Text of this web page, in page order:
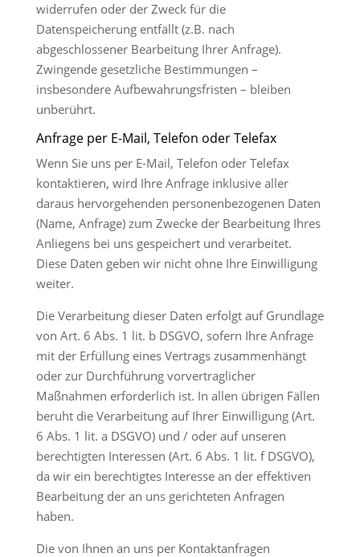
widerrufen oder der Zweck für die
Datenspeicherung entfällt (z.B. nach
abgeschlossener Bearbeitung Ihrer Anfrage).
Zwingende gesetzliche Bestimmungen –
insbesondere Aufbewahrungsfristen – bleiben
unberührt.
Anfrage per E-Mail, Telefon oder Telefax
Wenn Sie uns per E-Mail, Telefon oder Telefax
kontaktieren, wird Ihre Anfrage inklusive aller
daraus hervorgehenden personenbezogenen Daten
(Name, Anfrage) zum Zwecke der Bearbeitung Ihres
Anliegens bei uns gespeichert und verarbeitet.
Diese Daten geben wir nicht ohne Ihre Einwilligung
weiter.
Die Verarbeitung dieser Daten erfolgt auf Grundlage
von Art. 6 Abs. 1 lit. b DSGVO, sofern Ihre Anfrage
mit der Erfüllung eines Vertrags zusammenhängt
oder zur Durchführung vorvertraglicher
Maßnahmen erforderlich ist. In allen übrigen Fällen
beruht die Verarbeitung auf Ihrer Einwilligung (Art.
6 Abs. 1 lit. a DSGVO) und / oder auf unseren
berechtigten Interessen (Art. 6 Abs. 1 lit. f DSGVO),
da wir ein berechtigtes Interesse an der effektiven
Bearbeitung der an uns gerichteten Anfragen
haben.
Die von Ihnen an uns per Kontaktanfragen